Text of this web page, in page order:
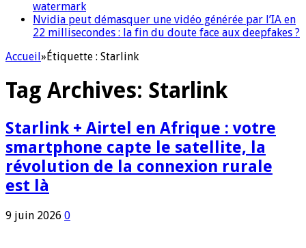
watermark
Nvidia peut démasquer une vidéo générée par l’IA en
22 millisecondes : la fin du doute face aux deepfakes ?
Accueil»Étiquette : Starlink
Tag Archives: Starlink
Starlink + Airtel en Afrique : votre
smartphone capte le satellite, la
révolution de la connexion rurale
est là
9 juin 2026 0